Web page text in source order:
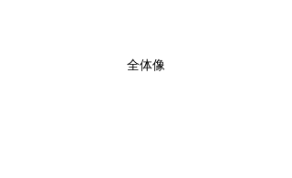
全体像